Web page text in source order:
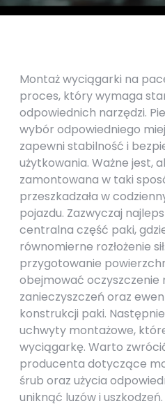
Montaż wyciągarki na
proces, który wymaga
odpowiednich narzędzi.
wybór odpowiedniego
zapewni stabilność i
użytkowania. Ważne jest,
zamontowana w taki
przeszkadzała w
pojazdu. Zazwyczaj
centralna część paki,
równomierne rozłożenie
przygotowanie
obejmować oczyszczenie
zanieczyszczeń oraz
konstrukcji paki.
uchwyty montażowe,
wyciągarkę. Warto
producenta dotyczące
śrub oraz użycia
uniknąć luzów i uszkodzeń.